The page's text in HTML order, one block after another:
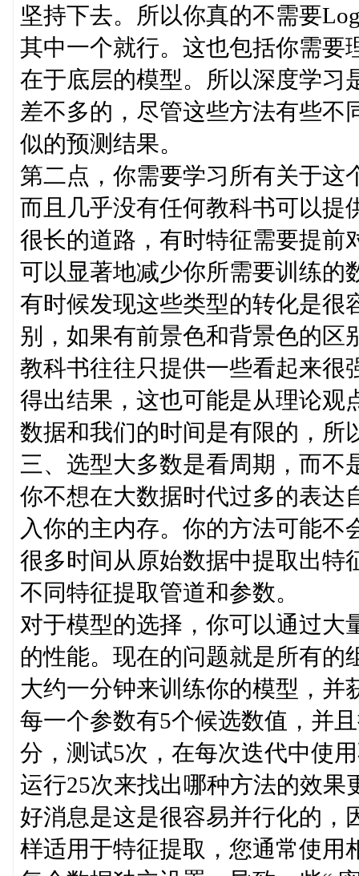
坚持下去。所以你真的不需要
其中一个就行。这也包括你需要
在于底层的模型。所以深度学习
差不多的，尽管这些方法有些不
似的预测结果。
第二点，你需要学习所有关于这
而且几乎没有任何教科书可以提
很长的道路，有时特征需要提前
可以显著地减少你所需要训练的
有时候发现这些类型的转化是很
别，如果有前景色和背景色的区
教科书往往只提供一些看起来很
得出结果，这也可能是从理论观
数据和我们的时间是有限的，所
三、选型大多数是看周期，而不
你不想在大数据时代过多的表达
入你的主内存。你的方法可能
很多时间从原始数据中提取出特
不同特征提取管道和参数。
对于模型的选择，你可以通过大
的性能。现在的问题就是所有的
大约一分钟来训练你的模型，并
每一个参数有5个候选数值，并
分，测试5次，在每次迭代中使
运行25次来找出哪种方法的效
好消息是这是很容易并行化的，
样适用于特征提取，您通常使用